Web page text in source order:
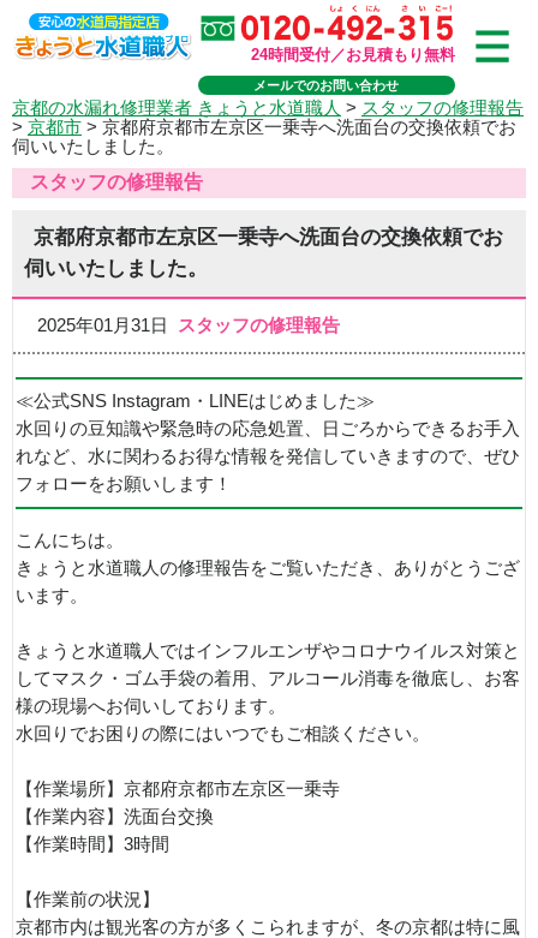
24時間受付／お見積もり無料
メールでのお問い合わせ
京都の水漏れ修理業者 きょうと水道職人 > スタッフの修理報告
> 京都市 > 京都府京都市左京区一乗寺へ洗面台の交換依頼でお
伺いいたしました。
スタッフの修理報告
京都府京都市左京区一乗寺へ洗面台の交換依頼でお
伺いいたしました。
2025年01月31日 スタッフの修理報告
≪公式SNS Instagram・LINEはじめました≫
水回りの豆知識や緊急時の応急処置、日ごろからできるお手入
れなど、水に関わるお得な情報を発信していきますので、ぜひ
フォローをお願いします！
こんにちは。
きょうと水道職人の修理報告をご覧いただき、ありがとうござ
います。
きょうと水道職人ではインフルエンザやコロナウイルス対策と
してマスク・ゴム手袋の着用、アルコール消毒を徹底し、お客
様の現場へお伺いしております。
水回りでお困りの際にはいつでもご相談ください。
【作業場所】京都府京都市左京区一乗寺
【作業内容】洗面台交換
【作業時間】3時間
【作業前の状況】
京都市内は観光客の方が多くこられますが、冬の京都は特に風